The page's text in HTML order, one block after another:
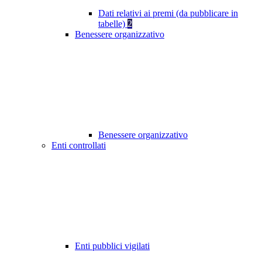
Dati relativi ai premi (da pubblicare in
tabelle) 2
Benessere organizzativo
Benessere organizzativo
Enti controllati
Enti pubblici vigilati